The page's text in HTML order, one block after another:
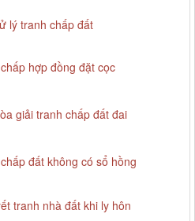
lý tranh chấp đất
hợp đồng đặt cọc
giải tranh chấp đất đai
đất không có sổ hồng
tranh nhà đất khi ly hôn